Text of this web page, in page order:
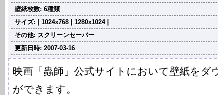
壁紙枚数: 6種類
サイズ: | 1024x768 | 1280x1024 |
その他: スクリーンセーバー
更新日時: 2007-03-16
映画「蟲師」公式サイトにおいて壁紙をダ
ができます。